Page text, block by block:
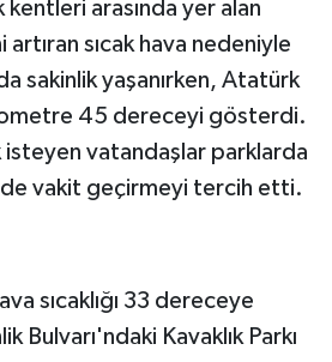
kentleri arasında yer alan
artıran sıcak hava nedeniyle
sakinlik yaşanırken, Atatürk
45 dereceyi gösterdi.
isteyen vatandaşlar parklarda
vakit geçirmeyi tercih etti.
sıcaklığı 33 dereceye
Bulvarı'ndaki Kavaklık Parkı